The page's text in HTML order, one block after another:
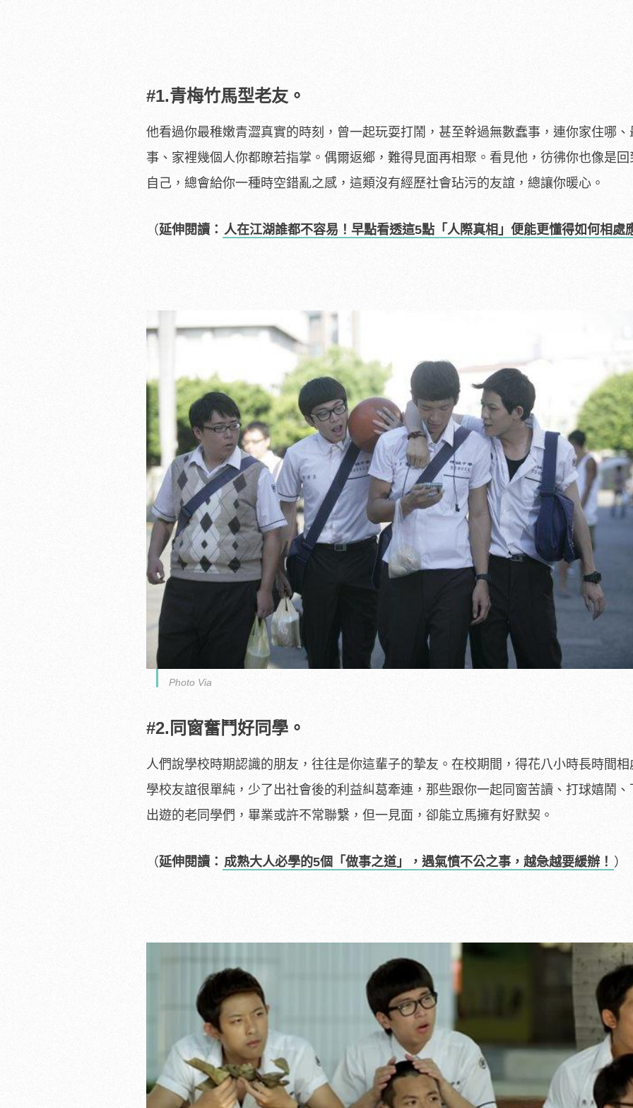
#1.青梅竹馬型老友。
他看過你最稚嫩青澀真實的時刻，曾一起玩耍打鬧，甚至幹過無數蠢事，連你家住哪、
事、家裡幾個人你都瞭若指掌。偶爾返鄉，難得見面再相聚。看見他，彷彿你也像是回
自己，總會給你一種時空錯亂之感，這類沒有經歷社會玷污的友誼，總讓你暖心。
（延伸閱讀： 人在江湖誰都不容易！早點看透這5點「人際真相」便能更懂得如何相處
Photo Via
#2.同窗奮鬥好同學。
人們說學校時期認識的朋友，往往是你這輩子的摯友。在校期間，得花八小時長時間相
學校友誼很單純，少了出社會後的利益糾葛牽連，那些跟你一起同窗苦讀、打球嬉鬧、
出遊的老同學們，畢業或許不常聯繫，但一見面，卻能立馬擁有好默契。
（延伸閱讀： 成熟大人必學的5個「做事之道」，遇氣憤不公之事，越急越要緩辦！ ）